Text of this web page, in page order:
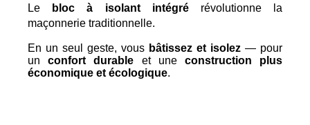
Le bloc à isolant intégré révolutionne la
maçonnerie traditionnelle.
En un seul geste, vous bâtissez et isolez — pour
unconfort durable et une construction plus
économique et écologique.